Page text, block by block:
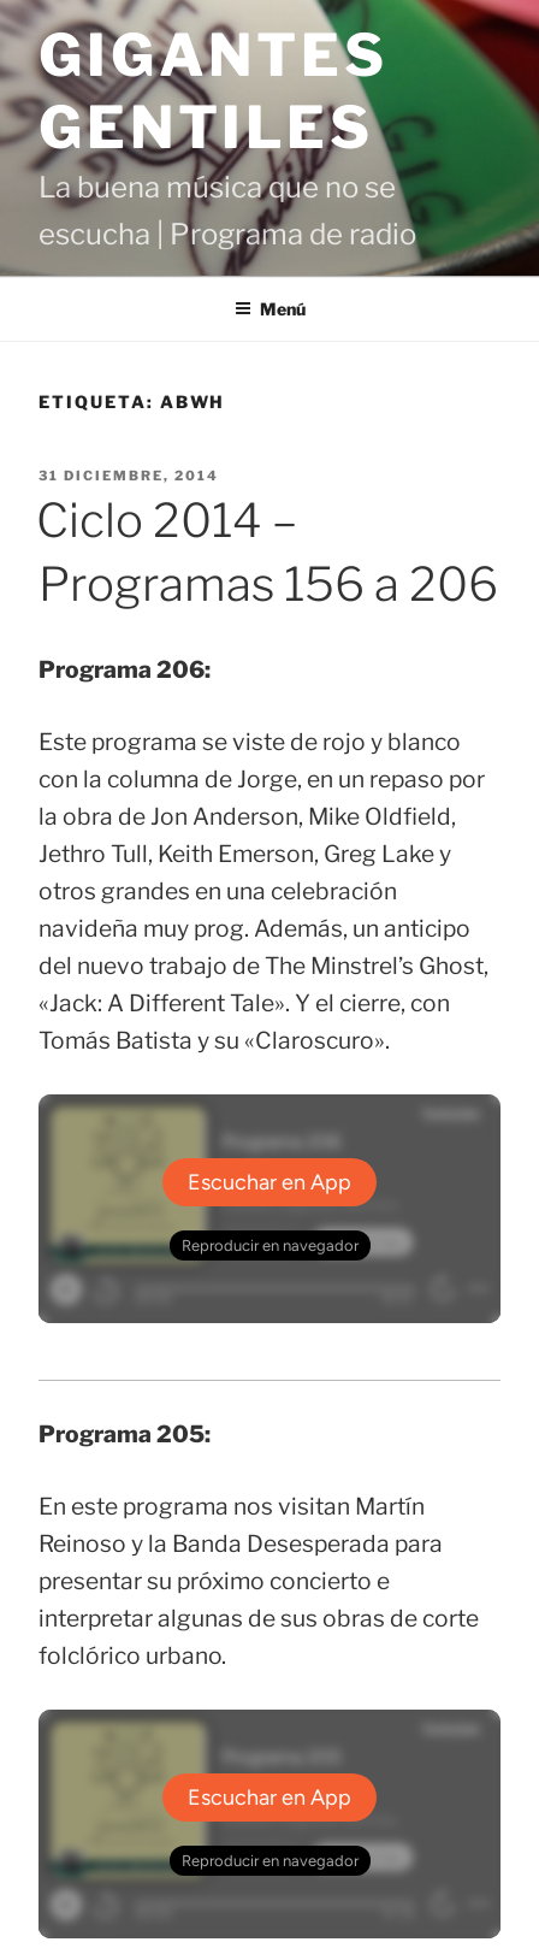
Saltar
contenido
GIGANTES
GENTILES
La buena música que no se
escucha | Programa de radio
Menú
ETIQUETA: ABWH
PUBLICADO
31 DICIEMBRE, 2014
Ciclo 2014 –
Programas 156 a 206
Programa 206:
Este programa se viste de rojo y blanco
con la columna de Jorge, en un repaso por
la obra de Jon Anderson, Mike Oldfield,
Jethro Tull, Keith Emerson, Greg Lake y
otros grandes en una celebración
navideña muy prog. Además, un anticipo
del nuevo trabajo de The Minstrel’s Ghost,
«Jack: A Different Tale». Y el cierre, con
Tomás Batista y su «Claroscuro».
Programa 205:
En este programa nos visitan Martín
Reinoso y la Banda Desesperada para
presentar su próximo concierto e
interpretar algunas de sus obras de corte
folclórico urbano.